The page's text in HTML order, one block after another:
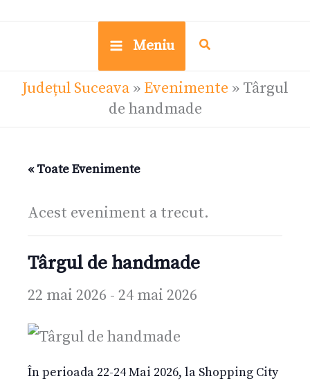
Meniu
Județul Suceava » Evenimente » Târgul
de handmade
« Toate Evenimente
Acest eveniment a trecut.
Târgul de handmade
22 mai 2026 - 24 mai 2026
În perioada 22-24 Mai 2026, la Shopping City